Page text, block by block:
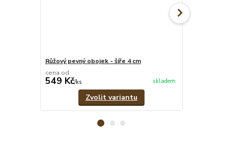
Růžový pevný obojek - šíře 4 cm
cena od
549 Kč/ks skladem
Zvolit variantu